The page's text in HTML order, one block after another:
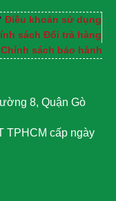
Điều khoản sử dụng
sách Đổi trả hàng
Chính sách bảo hành
8, Quận Gò
TPHCM cấp ngày